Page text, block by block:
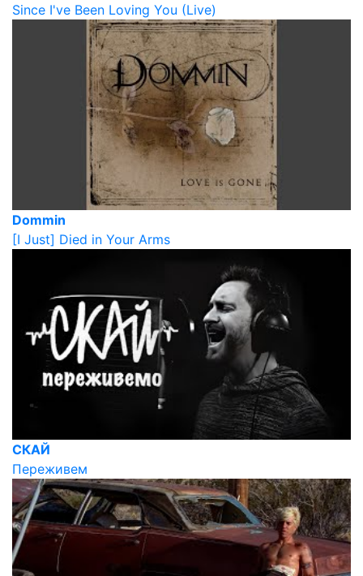
Since I've Been Loving You (Live)
Dommin
[I Just] Died in Your Arms
СКАЙ
Переживем